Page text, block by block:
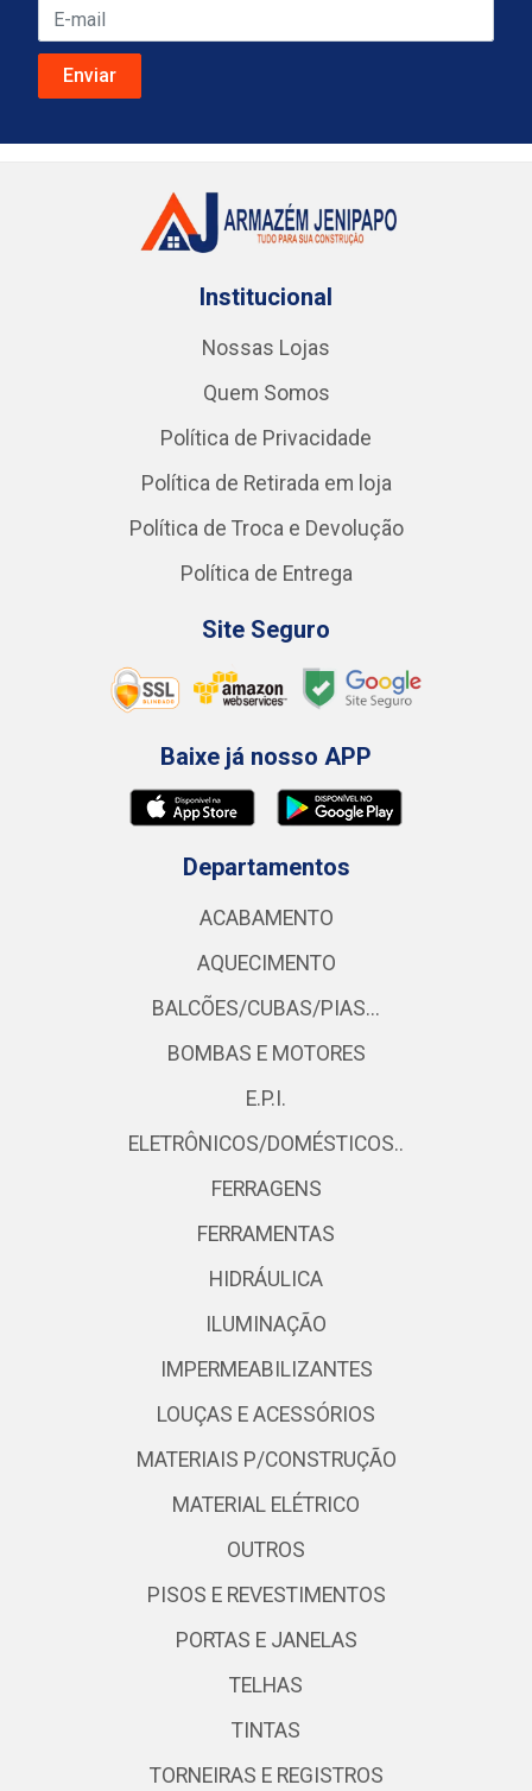
Institucional
Nossas Lojas
Quem Somos
Política de Privacidade
Política de Retirada em loja
Política de Troca e Devolução
Política de Entrega
Site Seguro
Baixe já nosso APP
Departamentos
ACABAMENTO
AQUECIMENTO
BALCÕES/CUBAS/PIAS...
BOMBAS E MOTORES
E.P.I.
ELETRÔNICOS/DOMÉSTICOS..
FERRAGENS
FERRAMENTAS
HIDRÁULICA
ILUMINAÇÃO
IMPERMEABILIZANTES
LOUÇAS E ACESSÓRIOS
MATERIAIS P/CONSTRUÇÃO
MATERIAL ELÉTRICO
OUTROS
PISOS E REVESTIMENTOS
PORTAS E JANELAS
TELHAS
TINTAS
TORNEIRAS E REGISTROS